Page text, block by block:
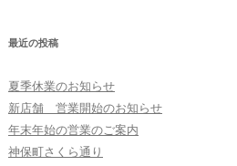
最近の投稿
夏季休業のお知らせ
新店舗 営業開始のお知らせ
年末年始の営業のご案内
神保町さくら通り